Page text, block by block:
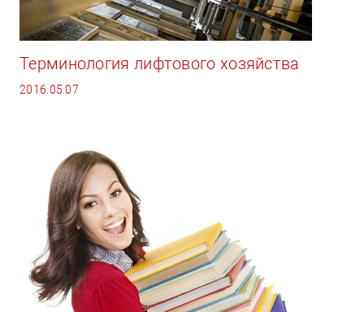
Терминология лифтового хозяйства
2016.05.07